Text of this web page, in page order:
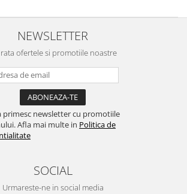
NEWSLETTER
ofertele si promotiile noastre
primesc newsletter cu promotiile
Afla mai multe in Politica de
SOCIAL
Urmareste-ne in social media